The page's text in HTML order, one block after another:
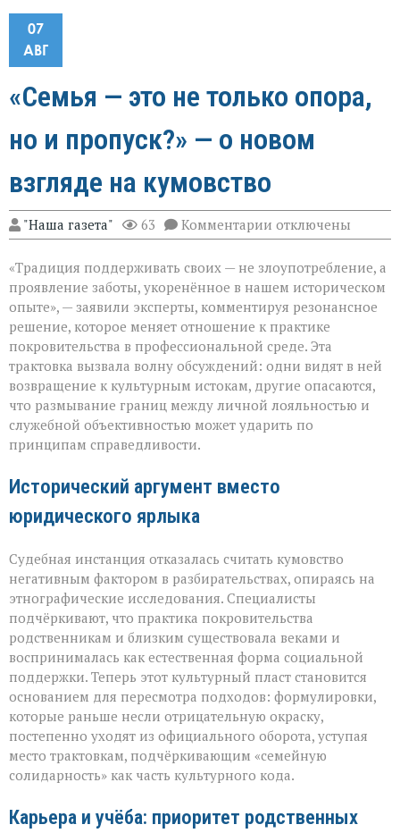
07
АВГ
«Семья — это не только опора,
но и пропуск?» — о новом
взгляде на кумовство
"Наша газета" 63 Комментарии к
записи
не
только
но
и
пропуск?» — о
новом
взгляде
на
кумовство
отключены
«Традиция поддерживать своих — не злоупотребление, а
проявление заботы, укоренённое в нашем историческом
опыте», — заявили эксперты, комментируя резонансное
решение, которое меняет отношение к практике
покровительства в профессиональной среде. Эта
трактовка вызвала волну обсуждений: одни видят в ней
возвращение к культурным истокам, другие опасаются,
что размывание границ между личной лояльностью и
служебной объективностью может ударить по
принципам справедливости.
Исторический аргумент вместо
юридического ярлыка
Судебная инстанция отказалась считать кумовство
негативным фактором в разбирательствах, опираясь на
этнографические исследования. Специалисты
подчёркивают, что практика покровительства
родственникам и близким существовала веками и
воспринималась как естественная форма социальной
поддержки. Теперь этот культурный пласт становится
основанием для пересмотра подходов: формулировки,
которые раньше несли отрицательную окраску,
постепенно уходят из официального оборота, уступая
место трактовкам, подчёркивающим «семейную
солидарность» как часть культурного кода.
Карьера и учёба: приоритет родственных